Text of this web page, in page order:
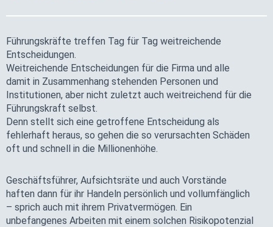
Führungskräfte treffen Tag für Tag weitreichende
Entscheidungen.
Weitreichende Entscheidungen für die Firma und alle
damit in Zusammenhang stehenden Personen und
Institutionen, aber nicht zuletzt auch weitreichend für die
Führungskraft selbst.
Denn stellt sich eine getroffene Entscheidung als
fehlerhaft heraus, so gehen die so verursachten Schäden
oft und schnell in die Millionenhöhe.
Geschäftsführer, Aufsichtsräte und auch Vorstände
haften dann für ihr Handeln persönlich und vollumfänglich
– sprich auch mit ihrem Privatvermögen. Ein
unbefangenes Arbeiten mit einem solchen Risikopotenzial